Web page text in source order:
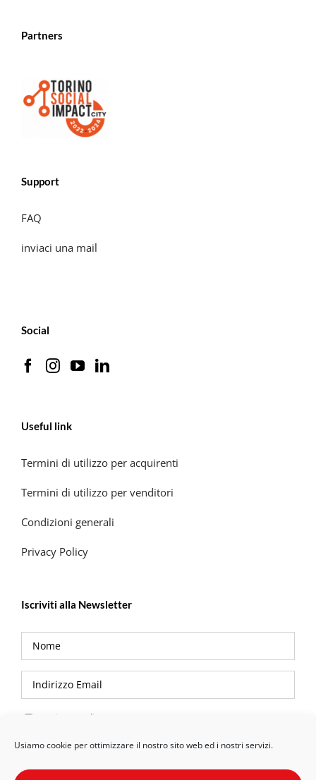
Usiamo cookie per ottimizzare il nostro sito web ed i nostri servizi.
Partners
Support
FAQ
inviaci una mail
Social
Useful link
Termini di utilizzo per acquirenti
Termini di utilizzo per venditori
Condizioni generali
Privacy Policy
Iscriviti alla Newsletter
Privacy Policy